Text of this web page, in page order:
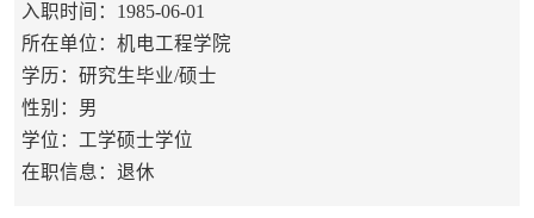
入职时间：1985-06-01
所在单位：机电工程学院
学历：研究生毕业/硕士
性别：男
学位：工学硕士学位
在职信息：退休